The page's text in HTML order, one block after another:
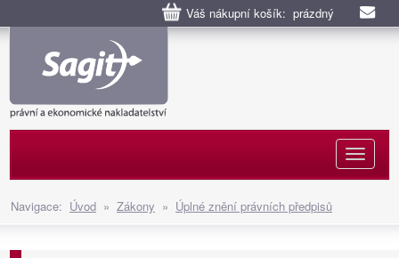
Váš nákupní košík: prázdný
Navigace: Úvod » Zákony » Úplné znění právních předpisů